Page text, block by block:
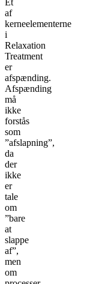
Et
af
kerneelementerne
i
Relaxation
Treatment
er
afspænding.
Afspænding
må
ikke
forstås
som
”afslapning”,
da
der
ikke
er
tale
om
”bare
at
slappe
af”,
men
om